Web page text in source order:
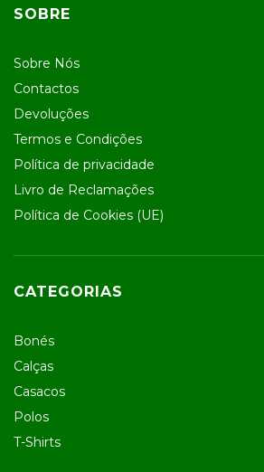
SOBRE
Sobre Nós
Contactos
Devoluções
Termos e Condições
Política de privacidade
Livro de Reclamações
Política de Cookies (UE)
CATEGORIAS
Bonés
Calças
Casacos
Polos
T-Shirts